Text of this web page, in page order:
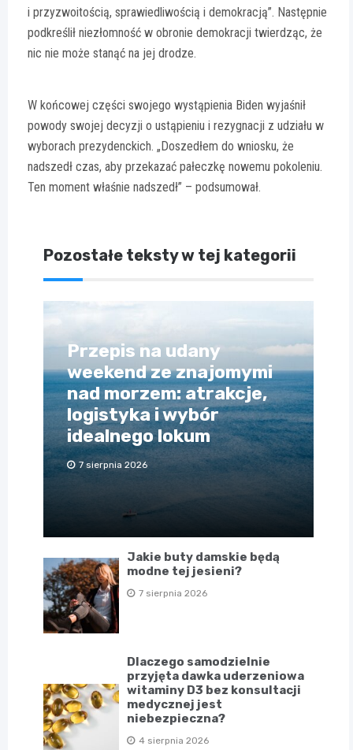
i przyzwoitością, sprawiedliwością i demokracją”. Następnie
podkreślił niezłomność w obronie demokracji twierdząc, że
nic nie może stanąć na jej drodze.
W końcowej części swojego wystąpienia Biden wyjaśnił
powody swojej decyzji o ustąpieniu i rezygnacji z udziału w
wyborach prezydenckich. „Doszedłem do wniosku, że
nadszedł czas, aby przekazać pałeczkę nowemu pokoleniu.
Ten moment właśnie nadszedł” – podsumował.
Pozostałe teksty w tej kategorii
Przepis na udany
weekend ze znajomymi
nad morzem: atrakcje,
logistyka i wybór
idealnego lokum
7 sierpnia 2026
Jakie buty damskie będą
modne tej jesieni?
7 sierpnia 2026
Dlaczego samodzielnie
przyjęta dawka uderzeniowa
witaminy D3 bez konsultacji
medycznej jest
niebezpieczna?
4 sierpnia 2026